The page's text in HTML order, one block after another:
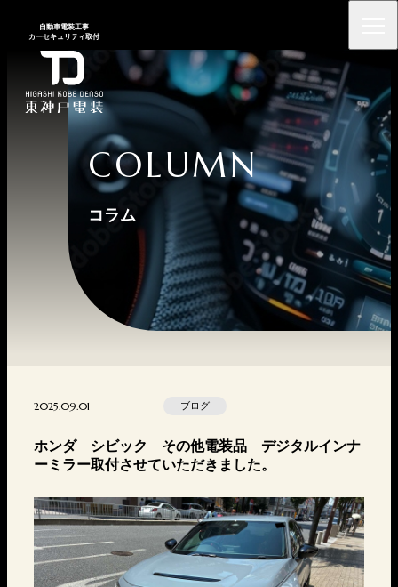
⾃動⾞電装⼯事
カーセキュリティ取付
COLUMN
コラム
2025.09.01 ブログ
ホンダ シビック その他電装品 デジタルインナ
ーミラー取付させていただきました。